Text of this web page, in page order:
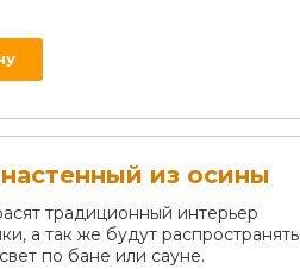
из осины
традиционный интерьер
а так же будут распространять
по бане или сауне.